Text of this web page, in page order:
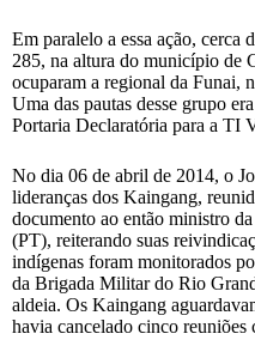
Em paralelo a essa ação,
285, na altura do município de
ocuparam a regional da Funai,
Uma das pautas desse grupo
Portaria Declaratória para a TI
No dia 06 de abril de 2014, o
lideranças dos Kaingang,
documento ao então ministro
(PT), reiterando suas
indígenas foram monitorados
da Brigada Militar do Rio
aldeia. Os Kaingang
havia cancelado cinco reuniões